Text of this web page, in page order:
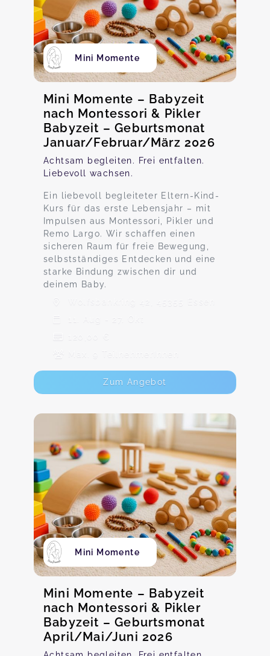
Mini Momente
Mini Momente – Babyzeit
nach Montessori & Pikler
Babyzeit – Geburtsmonat
Januar/Februar/März 2026
Achtsam begleiten. Frei entfalten.
Liebevoll wachsen.
Ein liebevoll begleiteter Eltern-Kind-
Kurs für das erste Lebensjahr – mit
Impulsen aus Montessori, Pikler und
Remo Largo. Wir schaffen einen
sicheren Raum für freie Bewegung,
selbstständiges Entdecken und eine
starke Bindung zwischen dir und
deinem Baby.
Wolfsbankring 42, 45355 Essen
11. Aug - 27. Okt
120,00 €
Max. 9 TeilnehmerInnen
Zum Angebot
Mini Momente
Mini Momente – Babyzeit
nach Montessori & Pikler
Babyzeit – Geburtsmonat
April/Mai/Juni 2026